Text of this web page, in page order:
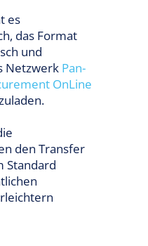
es
das Format
und
Netzwerk Pan-
OnLine
den Transfer
Standard